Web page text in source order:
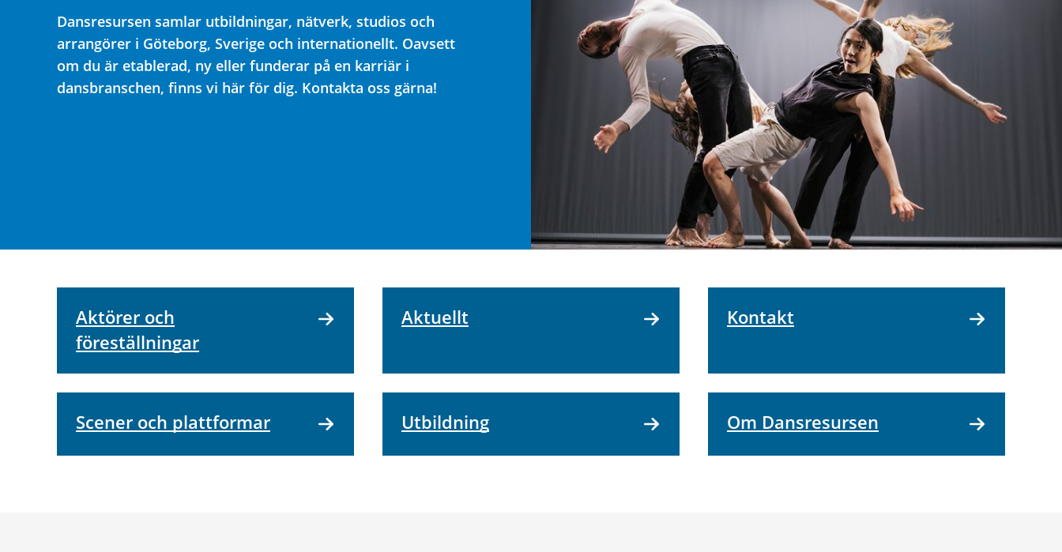
Dansresursen samlar utbildningar, nätverk, studios och
arrangörer i Göteborg, Sverige och internationellt. Oavsett
om du är etablerad, ny eller funderar på en karriär i
dansbranschen, finns vi här för dig. Kontakta oss gärna!
Aktörer och
föreställningar
Aktuellt Kontakt
Scener och plattformar Utbildning Om Dansresursen